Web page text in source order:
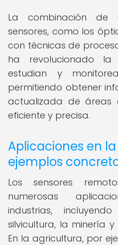
La combinación de
sensores, como los
con técnicas de
ha revolucionado
estudian y
permitiendo obtener
actualizada de áreas
eficiente y precisa.
Aplicaciones en
ejemplos
Los sensores
numerosas
industrias,
silvicultura, la minería
En la agricultura, por